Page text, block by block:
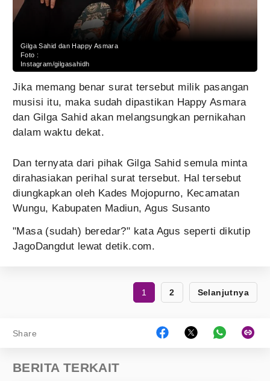
Gilga Sahid dan Happy Asmara
Foto :
Instagram/gilgasahidh
Jika memang benar surat tersebut milik pasangan
musisi itu, maka sudah dipastikan Happy Asmara
dan Gilga Sahid akan melangsungkan pernikahan
dalam waktu dekat.
Dan ternyata dari pihak Gilga Sahid semula minta
dirahasiakan perihal surat tersebut. Hal tersebut
diungkapkan oleh Kades Mojopurno, Kecamatan
Wungu, Kabupaten Madiun, Agus Susanto
"Masa (sudah) beredar?" kata Agus seperti dikutip
JagoDangdut lewat detik.com.
1 2 Selanjutnya
Share
BERITA TERKAIT